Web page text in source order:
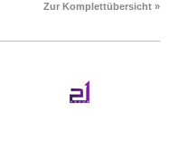
Zur Komplettübersicht »